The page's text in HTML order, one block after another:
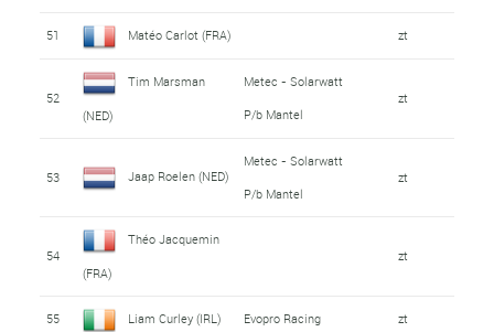
51 Matéo Carlot (FRA) zt
52
Tim Marsman
(NED)
Metec - Solarwatt
P/b Mantel
zt
53 Jaap Roelen (NED)
Metec - Solarwatt
P/b Mantel
zt
54
Théo Jacquemin
(FRA)
zt
55 Liam Curley (IRL) Evopro Racing zt